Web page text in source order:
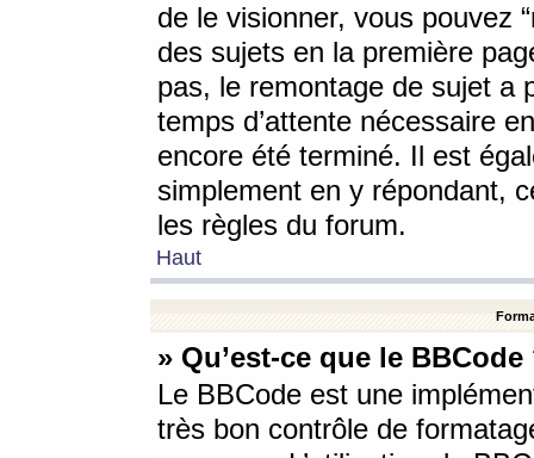
de le visionner, vous pouvez
des sujets en la première
pas, le remontage de sujet a
temps d’attente nécessaire
encore été terminé. Il est
simplement en y répondant,
les règles du forum.
Haut
» Qu’est-ce que le BBCode
Le BBCode est une
très bon contrôle de